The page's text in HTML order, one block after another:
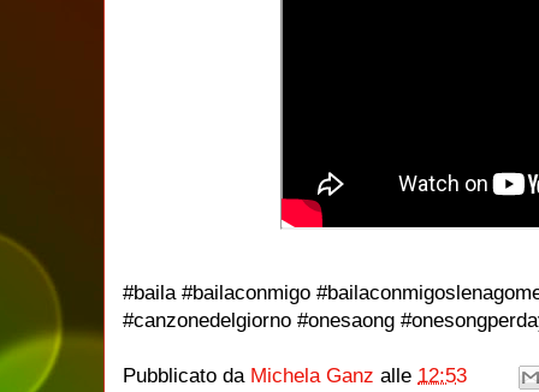
#baila #bailaconmigo
#canzonedelgiorno #onesaong
Pubblicato da Michela Ganz alle 12:53